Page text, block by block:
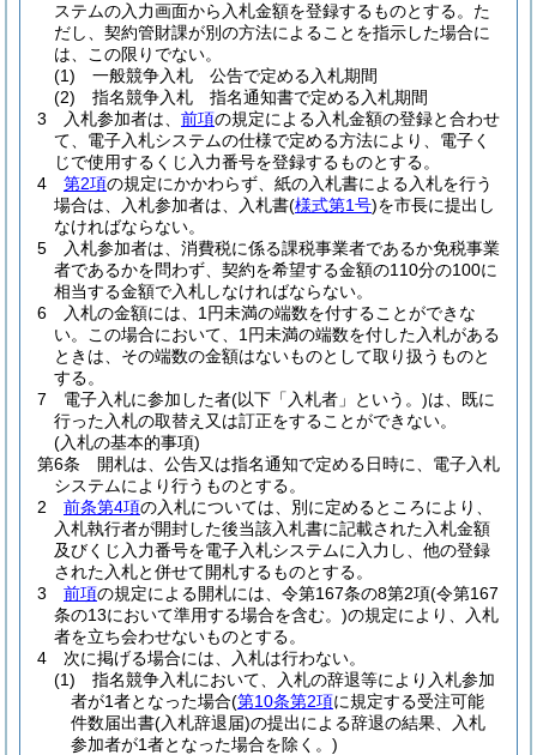
ステムの入力画面から入札金額を登録するものとする。 た
だし、契約管財課が別の方法によることを指示した場合に
は、この限りでない。
(1)
一般競争入札 公告で定める入札期間
(2)
指名競争入札 指名通知書で定める入札期間
3
入札参加者は、 前項の規定による入札金額の登録と合わせ
て、電子入札システムの仕様で定める方法により、電子く
じで使用するくじ入力番号を登録するものとする。
4
第2項の規定にかかわらず、紙の入札書による入札を行う
場合は、入札参加者は、入札書(様式第1号)を市長に提出し
なければならない。
5
入札参加者は、消費税に係る課税事業者であるか免税事業
者であるかを問わず、契約を希望する金額の110分の100に
相当する金額で入札しなければならない。
6
入札の金額には、1円未満の端数を付することができな
い。
この場合において、1円未満の端数を付した入札がある
ときは、その端数の金額はないものとして取り扱うものと
する。
7
電子入札に参加した者(以下「入札者」という。)は、既に
行った入札の取替え又は訂正をすることができない。
(入札の基本的事項)
第6条
開札は、公告又は指名通知で定める日時に、電子入札
システムにより行うものとする。
2
前条第4項の入札については、別に定めるところにより、
入札執行者が開封した後当該入札書に記載された入札金額
及びくじ入力番号を電子入札システムに入力し、他の登録
された入札と併せて開札するものとする。
3
前項の規定による開札には、令第167条の8第2項(令第167
条の13において準用する場合を含む。)の規定により、入札
者を立ち会わせないものとする。
4
次に掲げる場合には、入札は行わない。
(1)
指名競争入札において、入札の辞退等により入札参加
者が1者となった場合(第10条第2項に規定する受注可能
件数届出書(入札辞退届)の提出による辞退の結果、入札
参加者が1者となった場合を除く。)